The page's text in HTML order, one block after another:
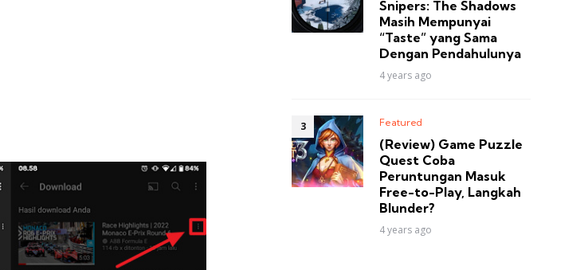
Snipers: The Shadows
Masih Mempunyai
“Taste” yang Sama
Dengan Pendahulunya
4 years ago
Featured
(Review) Game Puzzle
Quest Coba
Peruntungan Masuk
Free-to-Play, Langkah
Blunder?
4 years ago